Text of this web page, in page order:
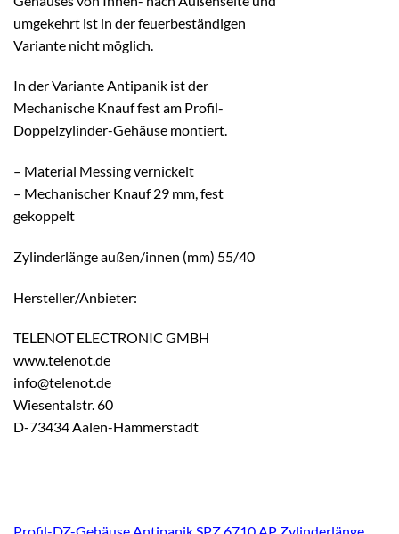
umgekehrt ist in der feuerbeständigen
Variante nicht möglich.
In der Variante Antipanik ist der
Mechanische Knauf fest am Profil-
Doppelzylinder-Gehäuse montiert.
– Material Messing vernickelt
– Mechanischer Knauf 29 mm, fest
gekoppelt
Zylinderlänge außen/innen (mm) 55/40
Hersteller/Anbieter:
TELENOT ELECTRONIC GMBH
www.telenot.de
info@telenot.de
Wiesentalstr. 60
D-73434 Aalen-Hammerstadt